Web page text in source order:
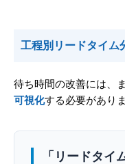
工程別リードタイム
待ち時間の改善には、
可視化する必要がありま
「リードタイ